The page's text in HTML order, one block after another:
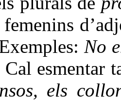
femenins
No
Cal esmentar
els